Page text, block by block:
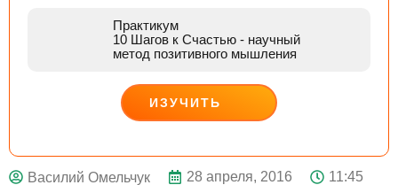
Практикум
10 Шагов к Счастью - научный
метод позитивного мышления
ИЗУЧИТЬ
Василий Омельчук 28 апреля, 2016
11:45